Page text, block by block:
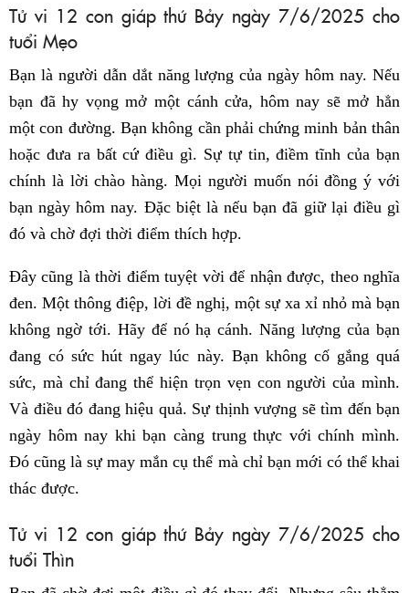
Tử vi 12 con giáp thứ Bảy ngày 7/6/2025 cho
tuổi Mẹo
Bạn là người dẫn dắt năng lượng của ngày hôm nay. Nếu
bạn đã hy vọng mở một cánh cửa, hôm nay sẽ mở hẳn
một con đường. Bạn không cần phải chứng minh bản thân
hoặc đưa ra bất cứ điều gì. Sự tự tin, điềm tĩnh của bạn
chính là lời chào hàng. Mọi người muốn nói đồng ý với
bạn ngày hôm nay. Đặc biệt là nếu bạn đã giữ lại điều gì
đó và chờ đợi thời điểm thích hợp.
Đây cũng là thời điểm tuyệt vời để nhận được, theo nghĩa
đen. Một thông điệp, lời đề nghị, một sự xa xỉ nhỏ mà bạn
không ngờ tới. Hãy để nó hạ cánh. Năng lượng của bạn
đang có sức hút ngay lúc này. Bạn không cố gắng quá
sức, mà chỉ đang thể hiện trọn vẹn con người của mình.
Và điều đó đang hiệu quả. Sự thịnh vượng sẽ tìm đến bạn
ngày hôm nay khi bạn càng trung thực với chính mình.
Đó cũng là sự may mắn cụ thể mà chỉ bạn mới có thể khai
thác được.
Tử vi 12 con giáp thứ Bảy ngày 7/6/2025 cho
tuổi Thìn